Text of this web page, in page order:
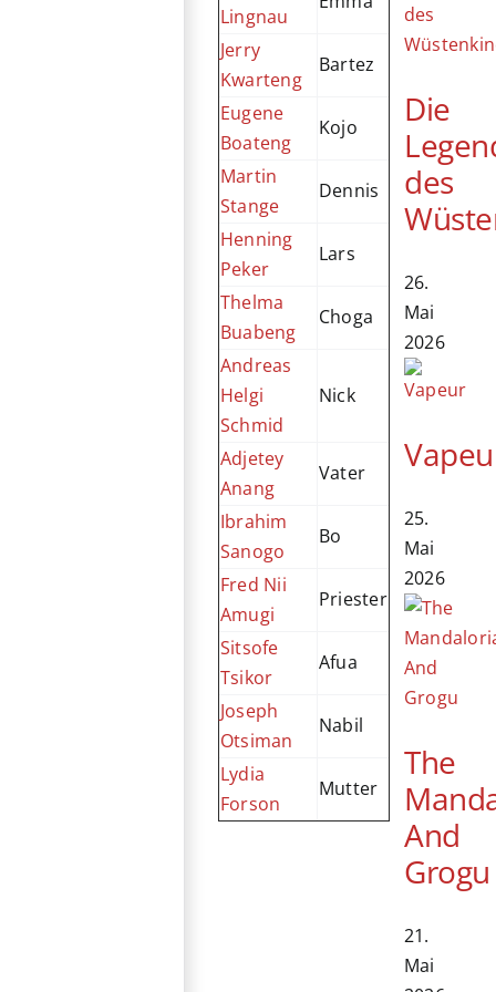
Lingnau
Jerry
Kwarteng
Bartez
Eugene
Boateng
Kojo
Martin
Stange
Dennis
Henning
Peker
Lars
Thelma
Buabeng
Choga
Andreas
Helgi
Schmid
Nick
Adjetey
Anang
Vater
Ibrahim
Sanogo
Bo
Fred Nii
Amugi
Priester
Sitsofe
Tsikor
Afua
Joseph
Otsiman
Nabil
Lydia
Forson
Mutter
Die
des
26.
Mai
2026
25.
Mai
2026
The
And
Grogu
21.
Mai